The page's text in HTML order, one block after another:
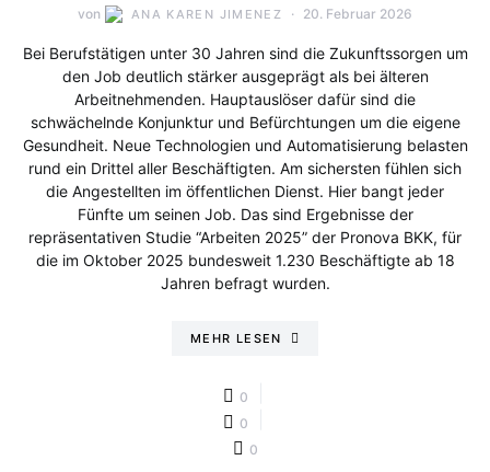
von ANA KAREN JIMENEZ 20. Februar 2026
Bei Berufstätigen unter 30 Jahren sind die Zukunftssorgen um
den Job deutlich stärker ausgeprägt als bei älteren
Arbeitnehmenden. Hauptauslöser dafür sind die
schwächelnde Konjunktur und Befürchtungen um die eigene
Gesundheit. Neue Technologien und Automatisierung belasten
rund ein Drittel aller Beschäftigten. Am sichersten fühlen sich
die Angestellten im öffentlichen Dienst. Hier bangt jeder
Fünfte um seinen Job. Das sind Ergebnisse der
repräsentativen Studie “Arbeiten 2025” der Pronova BKK, für
die im Oktober 2025 bundesweit 1.230 Beschäftigte ab 18
Jahren befragt wurden.
MEHR LESEN
0
0
0